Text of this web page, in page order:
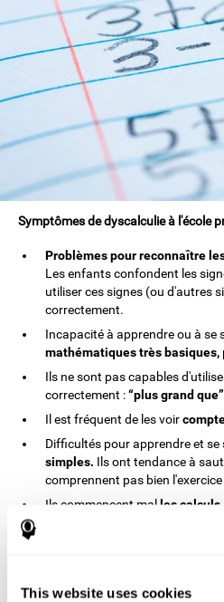
This website uses cookies
Symptômes de dyscalculie à l'école
Problèmes pour reconnaître
Les enfants confondent les
utiliser ces signes (ou d'autres
correctement.
Incapacité à apprendre ou à se
mathématiques très basiques,
Ils ne sont pas capables
correctement :“plus grand
Il est fréquent de les voir
Difficultés pour apprendre et
simples. Ils ont tendance à
comprennent pas bien
Ils commencent malles calculs.
additionnent et soustraient